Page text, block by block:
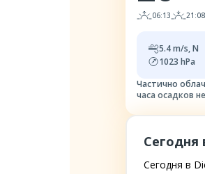
06:13 21:08
5.4m/s,N
1023 hPa
Частично
часа осадков
Сегодня
Сегодня в